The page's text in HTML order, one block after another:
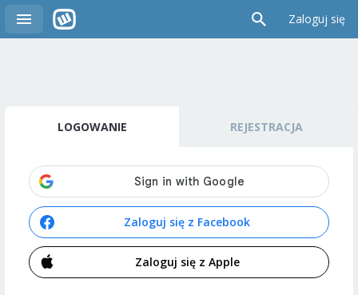
Zaloguj się
LOGOWANIE REJESTRACJA
Zaloguj się z Facebook
Zaloguj się z Apple